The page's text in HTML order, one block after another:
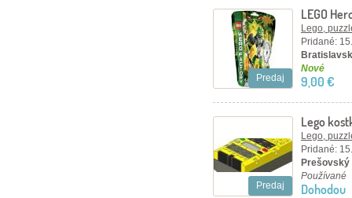
Predaj
LEGO
Lego,
Pridané:
Nové
9,00 €
Predaj
Lego
Lego,
Pridané:
Používané
Dohodou